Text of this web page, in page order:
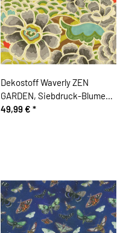
Dekostoff Waverly ZEN
GARDEN, Siebdruck-Blumen,
limette-rot
49,99 € *